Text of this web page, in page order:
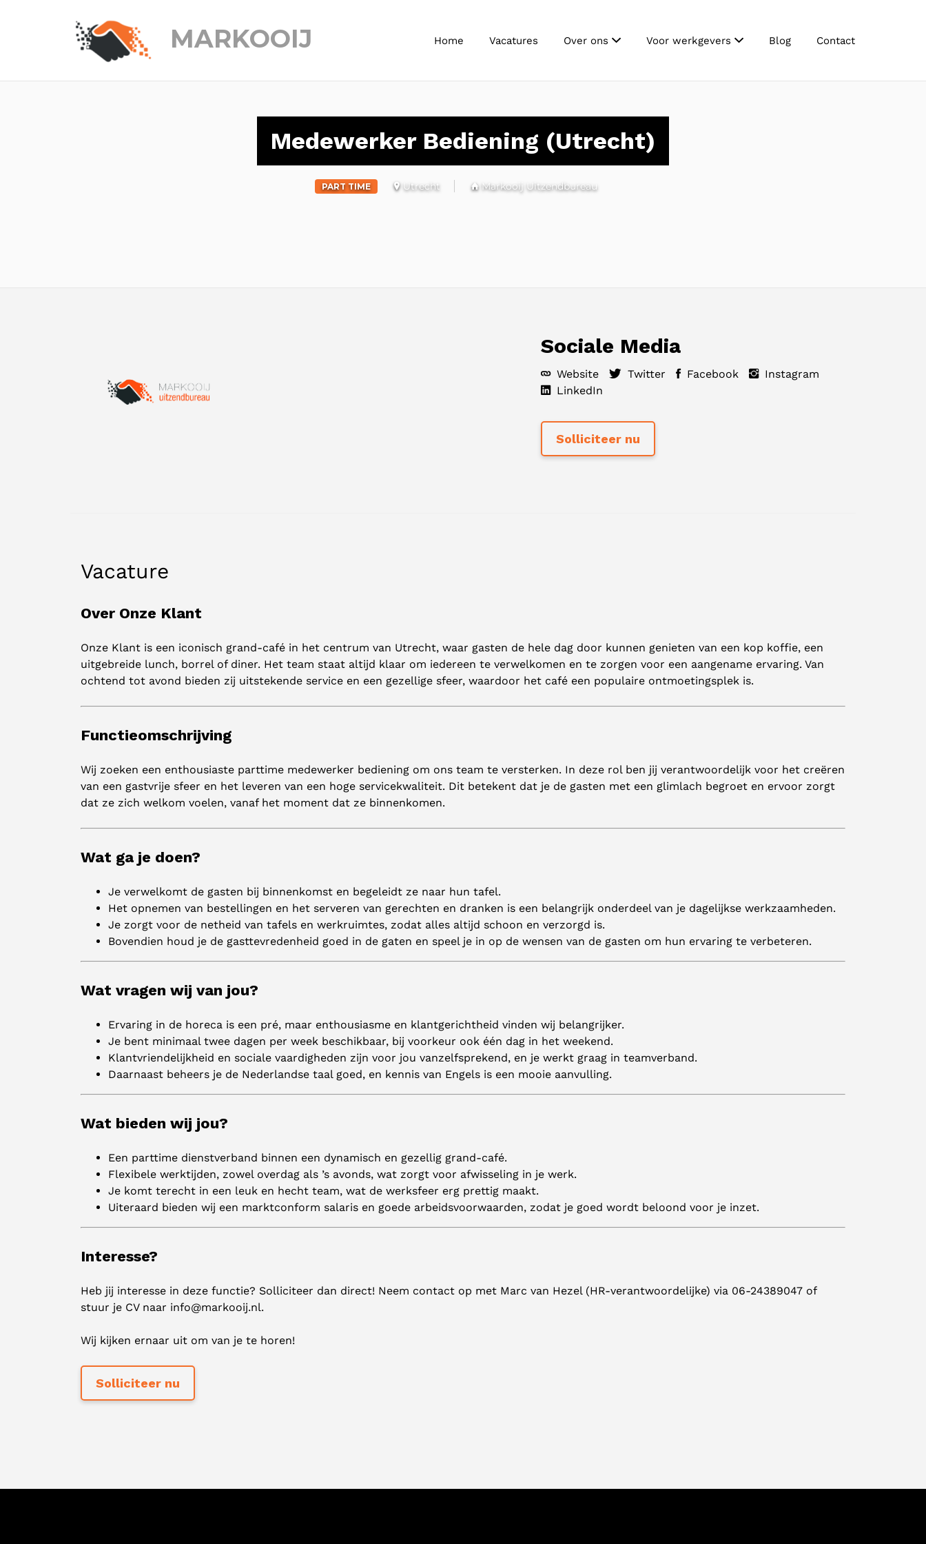
MARKOOIJ Home Vacatures Over ons Voor werkgevers Blog Contact
Medewerker Bediening (Utrecht)
PART TIME Utrecht Markooij Uitzendbureau
Sociale Media
Website Twitter Facebook
Instagram
LinkedIn
Vacature
Over Onze Klant
Onze Klant is een iconisch grand-café in het centrum van Utrecht, waar gasten de hele dag door kunnen genieten van een kop koffie, een
uitgebreide lunch, borrel of diner. Het team staat altijd klaar om iedereen te verwelkomen en te zorgen voor een aangename ervaring. Van
ochtend tot avond bieden zij uitstekende service en een gezellige sfeer, waardoor het café een populaire ontmoetingsplek is.
Functieomschrijving
Wij zoeken een enthousiaste parttime medewerker bediening om ons team te versterken. In deze rol ben jij verantwoordelijk voor het creëren
van een gastvrije sfeer en het leveren van een hoge servicekwaliteit. Dit betekent dat je de gasten met een glimlach begroet en ervoor zorgt
dat ze zich welkom voelen, vanaf het moment dat ze binnenkomen.
Wat ga je doen?
Je verwelkomt de gasten bij binnenkomst en begeleidt ze naar hun tafel.
Het opnemen van bestellingen en het serveren van gerechten en dranken is een belangrijk onderdeel van je dagelijkse werkzaamheden.
Je zorgt voor de netheid van tafels en werkruimtes, zodat alles altijd schoon en verzorgd is.
Bovendien houd je de gasttevredenheid goed in de gaten en speel je in op de wensen van de gasten om hun ervaring te verbeteren.
Wat vragen wij van jou?
Ervaring in de horeca is een pré, maar enthousiasme en klantgerichtheid vinden wij belangrijker.
Je bent minimaal twee dagen per week beschikbaar, bij voorkeur ook één dag in het weekend.
Klantvriendelijkheid en sociale vaardigheden zijn voor jou vanzelfsprekend, en je werkt graag in teamverband.
Daarnaast beheers je de Nederlandse taal goed, en kennis van Engels is een mooie aanvulling.
Wat bieden wij jou?
Een parttime dienstverband binnen een dynamisch en gezellig grand-café.
Flexibele werktijden, zowel overdag als ’s avonds, wat zorgt voor afwisseling in je werk.
Je komt terecht in een leuk en hecht team, wat de werksfeer erg prettig maakt.
Uiteraard bieden wij een marktconform salaris en goede arbeidsvoorwaarden, zodat je goed wordt beloond voor je inzet.
Interesse?
Heb jij interesse in deze functie? Solliciteer dan direct! Neem contact op met Marc van Hezel (HR-verantwoordelijke) via 06-24389047 of
stuur je CV naar info@markooij.nl.
Wij kijken ernaar uit om van je te horen!